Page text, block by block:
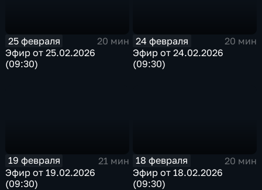
25 февраля
20 мин
Эфир от 25.02.2026
(09:30)
24 февраля
20 мин
Эфир от 24.02.2026
(09:30)
19 февраля
21 мин
Эфир от 19.02.2026
(09:30)
18 февраля
20 мин
Эфир от 18.02.2026
(09:30)